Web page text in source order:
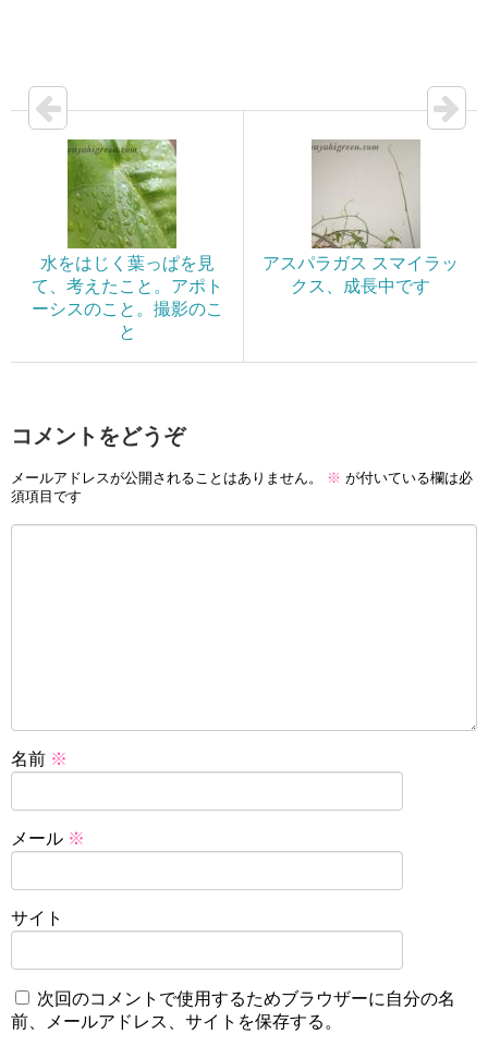
水をはじく葉っぱを見
て、考えたこと。アポト
ーシスのこと。撮影のこ
と
アスパラガス スマイラッ
クス、成長中です
コメントをどうぞ
メールアドレスが公開されることはありません。 ※ が付いている欄は必
須項目です
名前 ※
メール ※
サイト
次回のコメントで使用するためブラウザーに自分の名
前、メールアドレス、サイトを保存する。